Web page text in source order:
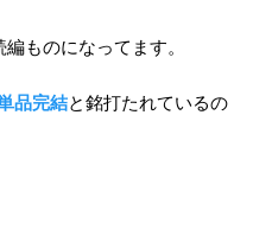
ものになってます。
品完結と銘打たれているの